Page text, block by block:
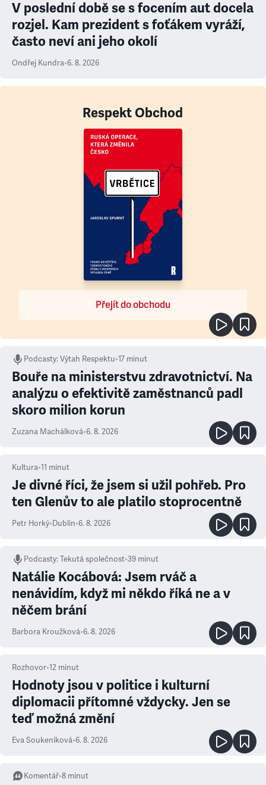
V poslední době se s focením aut docela
rozjel. Kam prezident s foťákem vyráží,
často neví ani jeho okolí
Ondřej Kundra•6. 8. 2026
Respekt Obchod
Přejít do obchodu
Podcasty:Výtah Respektu•17 minut
Bouře na ministerstvu zdravotnictví. Na
analýzu o efektivitě zaměstnanců padl
skoro milion korun
Zuzana Machálková•6. 8. 2026
Kultura•11 minut
Je divné říci, že jsem si užil pohřeb. Pro
ten Glenův to ale platilo stoprocentně
Petr Horký•Dublin•6. 8. 2026
Podcasty:Tekutá společnost•39 minut
Natálie Kocábová: Jsem rváč a
nenávidím, když mi někdo říká ne a v
něčem brání
Barbora Kroužková•6. 8. 2026
Rozhovor•12 minut
Hodnoty jsou v politice i kulturní
diplomacii přítomné vždycky. Jen se
teď možná změní
Eva Soukeníková•6. 8. 2026
Komentář•8 minut